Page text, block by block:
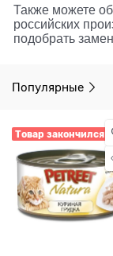
Также можете
российских
подобрать
Популярные
Товар закончился